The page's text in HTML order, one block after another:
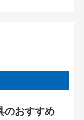
のおすすめ